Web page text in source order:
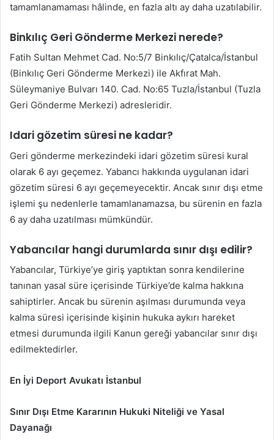
tamamlanamaması hâlinde, en fazla altı ay daha uzatılabilir.
Binkılıç Geri Gönderme Merkezi nerede?
Fatih Sultan Mehmet Cad. No:5/7 Binkılıç/Çatalca/İstanbul
(Binkılıç Geri Gönderme Merkezi) ile Akfırat Mah.
Süleymaniye Bulvarı 140. Cad. No:65 Tuzla/İstanbul (Tuzla
Geri Gönderme Merkezi) adresleridir.
Idari gözetim süresi ne kadar?
Geri gönderme merkezindeki idari gözetim süresi kural
olarak 6 ayı geçemez. Yabancı hakkında uygulanan idari
gözetim süresi 6 ayı geçemeyecektir. Ancak sınır dışı etme
işlemi şu nedenlerle tamamlanamazsa, bu sürenin en fazla
6 ay daha uzatılması mümkündür.
Yabancılar hangi durumlarda sınır dışı edilir?
Yabancılar, Türkiye’ye giriş yaptıktan sonra kendilerine
tanınan yasal süre içerisinde Türkiye’de kalma hakkına
sahiptirler. Ancak bu sürenin aşılması durumunda veya
kalma süresi içerisinde kişinin hukuka aykırı hareket
etmesi durumunda ilgili Kanun gereği yabancılar sınır dışı
edilmektedirler.
En İyi Deport Avukatı İstanbul
Sınır Dışı Etme Kararının Hukuki Niteliği ve Yasal
Dayanağı